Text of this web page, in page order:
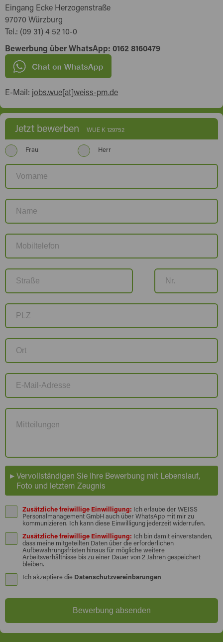
Eingang Ecke Herzogenstraße
97070 Würzburg
Tel.: (09 31) 4 52 10-0
Bewerbung über WhatsApp: 0162 8160479
E-Mail: jobs.wue[at]weiss-pm.de
Jetzt bewerben WUE K 129752
Frau Herr
Vervollständigen Sie Ihre Bewerbung mit Lebenslauf,
Foto und letztem Zeugnis
Zusätzliche freiwillige Einwilligung: Ich erlaube der WEISS
Personalmanagement GmbH auch über WhatsApp mit mir zu
kommunizieren. Ich kann diese Einwilligung jederzeit widerrufen.
Zusätzliche freiwillige Einwilligung: Ich bin damit einverstanden,
dass meine mitgeteilten Daten über die erforderlichen
Aufbewahrungsfristen hinaus für mögliche weitere
Arbeitsverhältnisse bis zu einer Dauer von 2 Jahren gespeichert
bleiben.
Ich akzeptiere die Datenschutzvereinbarungen
Bewerbung absenden